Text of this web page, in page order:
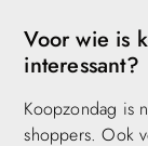
Voor wie is
interessant?
Koopzondag is
shoppers. Ook